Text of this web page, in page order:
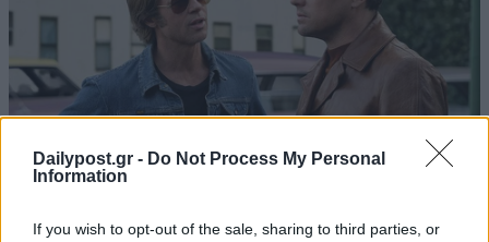
Dailypost.gr - Do Not Process My Personal
Information
If you wish to opt-out of the sale, sharing to third parties, or